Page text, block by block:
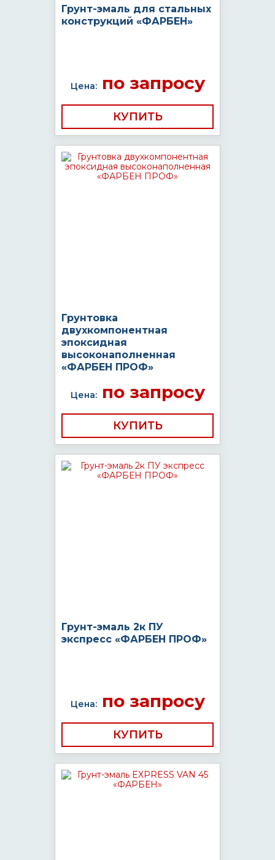
Грунт-эмаль для стальных
конструкций «ФАРБЕН»
Цена:по запросу
КУПИТЬ
Грунтовка
двухкомпонентная
эпоксидная
высоконаполненная
«ФАРБЕН ПРОФ»
Цена:по запросу
КУПИТЬ
Грунт-эмаль 2к ПУ
экспресс «ФАРБЕН ПРОФ»
Цена:по запросу
КУПИТЬ